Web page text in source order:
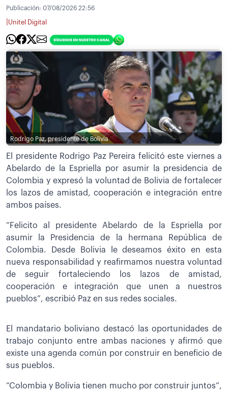
Publicación: 07/08/2026 22:56
Unitel Digital
Rodrigo Paz, presidente de Bolivia
El presidente Rodrigo Paz Pereira felicitó este viernes a
Abelardo de la Espriella por asumir la presidencia de
Colombia y expresó la voluntad de Bolivia de fortalecer
los lazos de amistad, cooperación e integración entre
ambos países.
“Felicito al presidente Abelardo de la Espriella por
asumir la Presidencia de la hermana República de
Colombia. Desde Bolivia le deseamos éxito en esta
nueva responsabilidad y reafirmamos nuestra voluntad
de seguir fortaleciendo los lazos de amistad,
cooperación e integración que unen a nuestros
pueblos”, escribió Paz en sus redes sociales.
El mandatario boliviano destacó las oportunidades de
trabajo conjunto entre ambas naciones y afirmó que
existe una agenda común por construir en beneficio de
sus pueblos.
“Colombia y Bolivia tienen mucho por construir juntos”,